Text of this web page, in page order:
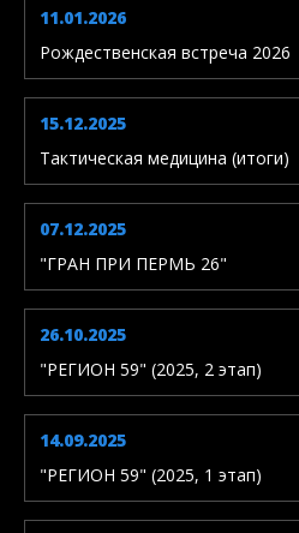
11.01.2026
Рождественская встреча 2026
15.12.2025
Тактическая медицина (итоги)
07.12.2025
"ГРАН ПРИ ПЕРМЬ 26"
26.10.2025
"РЕГИОН 59" (2025, 2 этап)
14.09.2025
"РЕГИОН 59" (2025, 1 этап)